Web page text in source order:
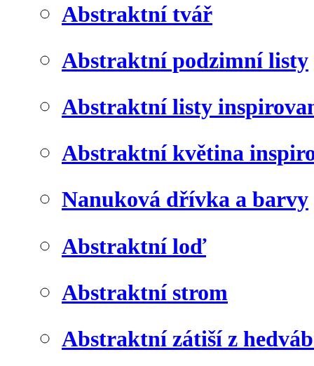
Abstraktní tvář
Abstraktní podzimní listy
Abstraktní listy
Abstraktní květina
Nanuková dřívka a barvy
Abstraktní loď
Abstraktní strom
Abstraktní zátiší z